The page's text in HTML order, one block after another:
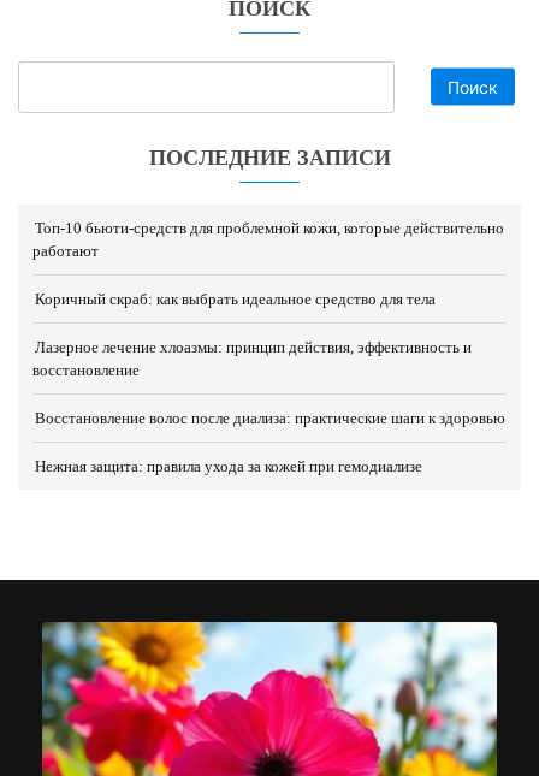
ПОИСК
Поиск
ПОСЛЕДНИЕ ЗАПИСИ
Топ-10 бьюти-средств для проблемной кожи, которые действительно
работают
Коричный скраб: как выбрать идеальное средство для тела
Лазерное лечение хлоазмы: принцип действия, эффективность и
восстановление
Восстановление волос после диализа: практические шаги к здоровью
Нежная защита: правила ухода за кожей при гемодиализе